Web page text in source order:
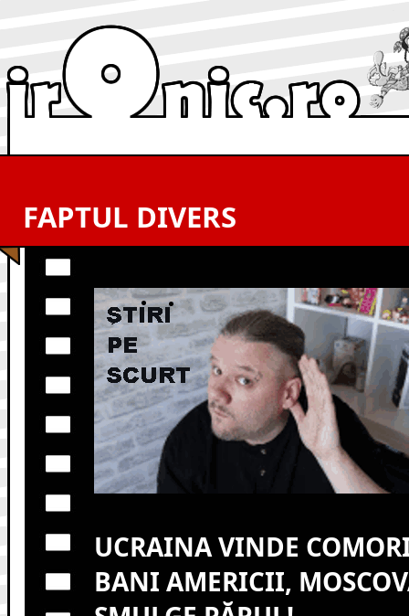
FAPTUL DIVERS
UCRAINA VINDE
BANI AMERICII,